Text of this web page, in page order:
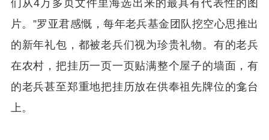
们从4万多页文件里海选出来的最具有代表性的图
片。”罗亚君感慨，每年老兵基金团队挖空心思推出
的新年礼包，都被老兵们视为珍贵礼物。有的老兵
在农村，把挂历一页一页贴满整个屋子的墙面，有
的老兵甚至郑重地把挂历放在供奉祖先牌位的龛台
上。